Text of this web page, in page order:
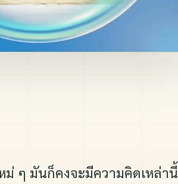
ม่ ๆ มันก็คงจะมีความคิดเหล่านี้